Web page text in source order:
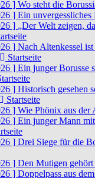
] Wo steht die
] Ein unvergessliches
] „Der Welt zeigen,
] Nach Altenkessel
Startseite
] Ein junger Borusse
] Historisch gesehen
Startseite
] Wie Phönix aus
] Ein junger Mann
] Drei Siege für die
] Den Mutigen
] Doppelpass aus